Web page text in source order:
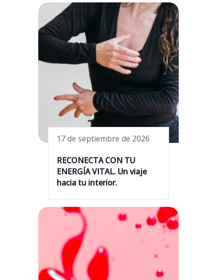
17 de septiembre de 2026
RECONECTA CON TU
ENERGÍA VITAL. Un viaje
hacia tu interior.